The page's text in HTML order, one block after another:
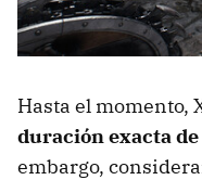
Hasta el momento,
duración exacta
embargo,